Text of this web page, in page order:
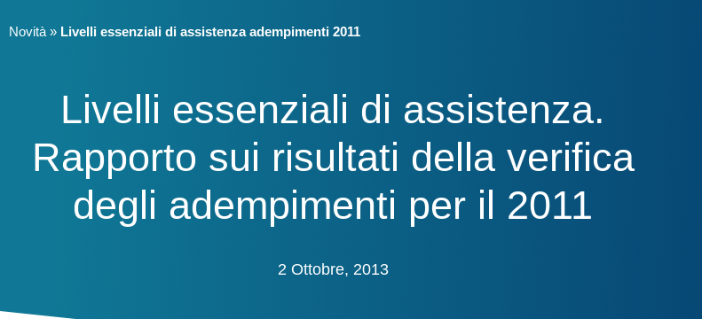
Novità » Livelli essenziali di assistenza adempimenti 2011
Livelli essenziali di assistenza.
Rapporto sui risultati della verifica
degli adempimenti per il 2011
2 Ottobre, 2013